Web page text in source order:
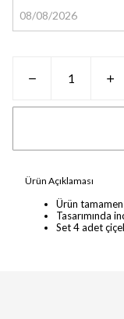
Ürün Açıklaması
Ürün tamamen
Tasarımında
Set 4 adet